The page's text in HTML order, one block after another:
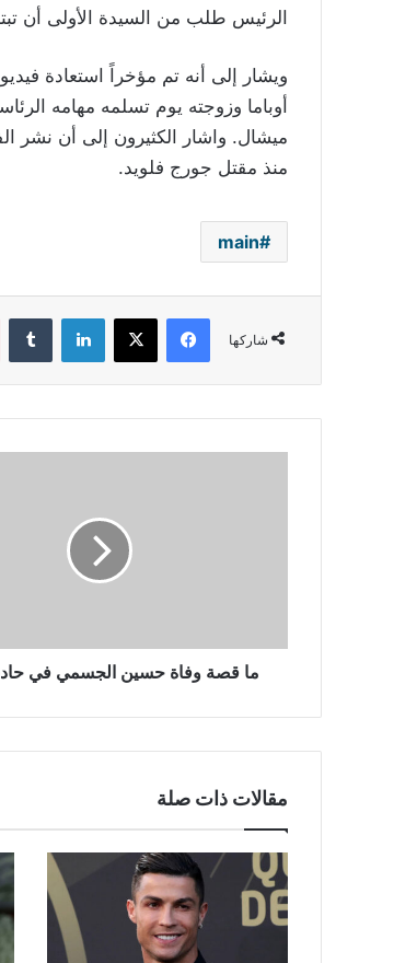
الرئيس طلب من السيدة الأولى أن
ويشار إلى أنه تم مؤخراً استعادة
أوباما وزوجته يوم تسلمه مهامه
ميشال. واشار الكثيرون إلى أن نشر
منذ مقتل جورج فلويد.
main
شاركها
فيسبوك ‫X لينكدإن
ما قصة وفاة حسين الجسمي في
مقالات ذات صلة